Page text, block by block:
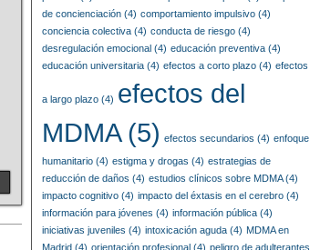
de concienciación (4) comportamiento impulsivo (4)
conciencia colectiva (4) conducta de riesgo (4)
desregulación emocional (4) educación preventiva (4)
educación universitaria (4) efectos a corto plazo (4) efectos
a largo plazo (4) efectos del
MDMA(5) efectos secundarios (4) enfoque
humanitario (4) estigma y drogas (4) estrategias de
reducción de daños (4) estudios clínicos sobre MDMA(4)
impacto cognitivo (4) impacto del éxtasis en el cerebro (4)
información para jóvenes (4) información pública (4)
iniciativas juveniles (4) intoxicación aguda (4) MDMA en
Madrid (4) orientación profesional (4) peligro de adulterantes